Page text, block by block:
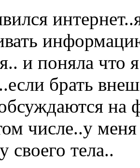
и поняла что
брать
на
числе..у
своего тела..